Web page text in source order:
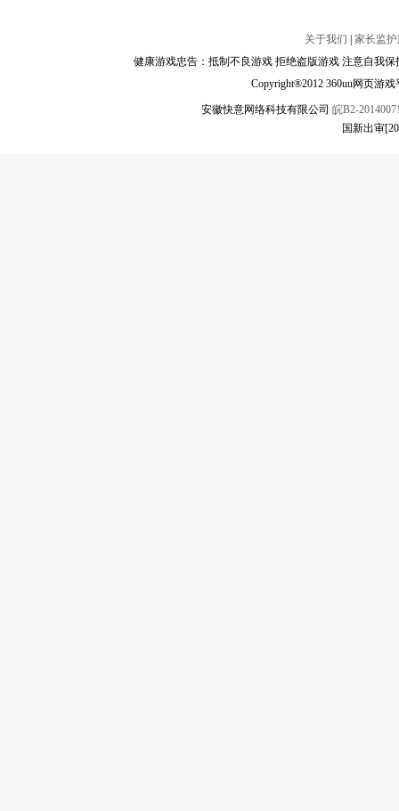
关于我们
家长监
健康游戏忠告：抵制不良游戏 拒绝盗版游戏 注意自我
Copyright®2012 360uu网页游
安徽快意网络科技有限公司 皖B2-
国新出审